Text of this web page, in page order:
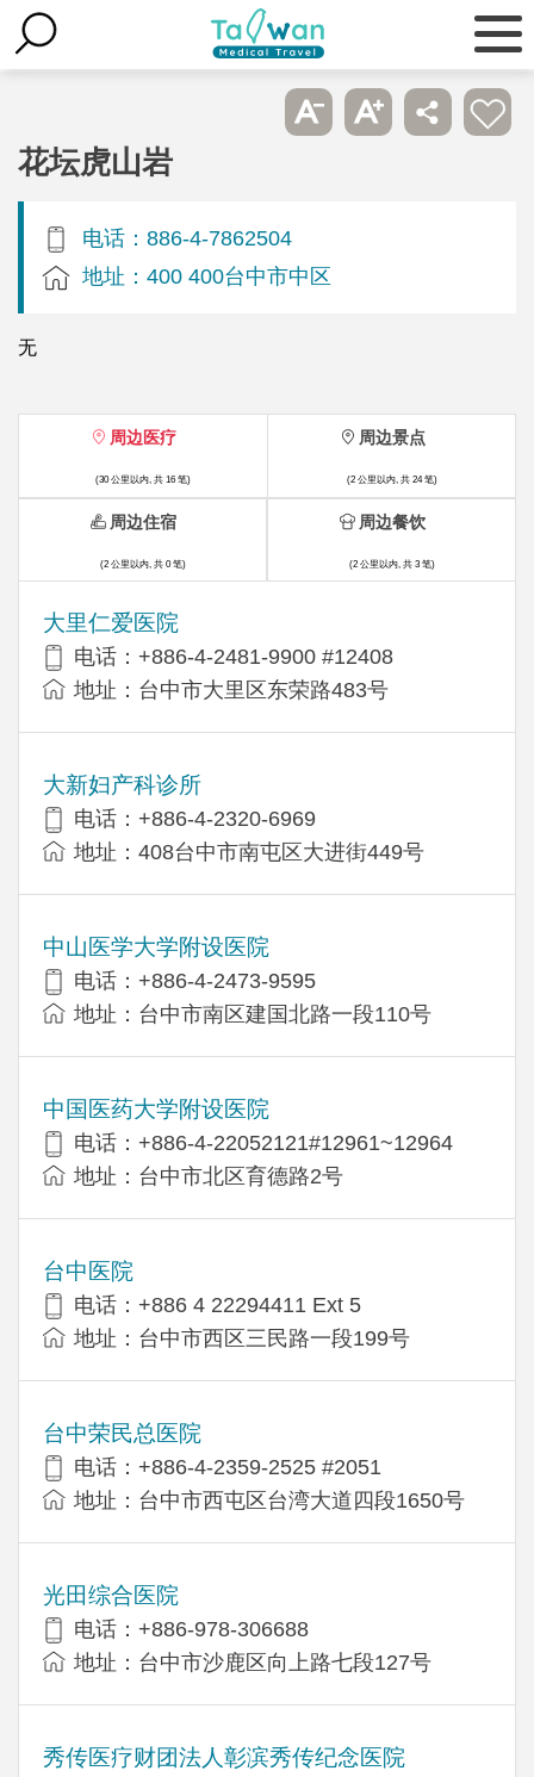
花坛虎山岩
电话：886-4-7862504
地址：400 400台中市中区
无
周边医疗
(30 公里以内, 共 16 笔)
大里仁爱医院
电话：+886-4-2481-9900 #12408
地址：台中市大里区东荣路483号
大新妇产科诊所
电话：+886-4-2320-6969
地址：408台中市南屯区大进街449号
中山医学大学附设医院
电话：+886-4-2473-9595
地址：台中市南区建国北路一段110号
中国医药大学附设医院
电话：+886-4-22052121#12961~12964
地址：台中市北区育德路2号
台中医院
电话：+886 4 22294411 Ext 5
地址：台中市西区三民路一段199号
台中荣民总医院
电话：+886-4-2359-2525 #2051
地址：台中市西屯区台湾大道四段1650号
光田综合医院
电话：+886-978-306688
地址：台中市沙鹿区向上路七段127号
秀传医疗财团法人彰滨秀传纪念医院
周边景点
(2 公里以内, 共 24 笔)
周边住宿
(2 公里以内, 共 0 笔)
周边餐饮
(2 公里以内, 共 3 笔)